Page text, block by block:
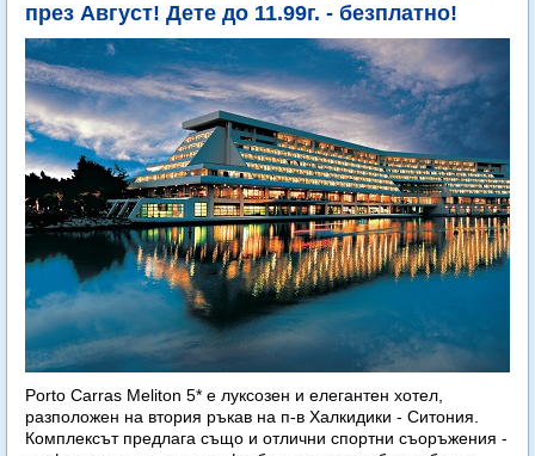
през Август! Дете до 11.99г. - безплатно!
Porto Carras Meliton 5* е луксозен и елегантен хотел,
разположен на втория ръкав на п-в Халкидики - Ситония.
Комплексът предлага също и отлични спортни съоръжения -